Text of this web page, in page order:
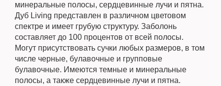
минеральные полосы, сердцевинные лучи и пятна.
Дуб Living представлен в различном цветовом
спектре и имеет грубую структуру. Заболонь
составляет до 100 процентов от всей полосы.
Могут присутствовать сучки любых размеров, в том
числе черные, булавочные и групповые
булавочные. Имеются темные и минеральные
полосы, а также сердцевинные лучи и пятна.